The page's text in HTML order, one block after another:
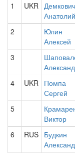
1
UKR Демкович
Анатолий
2
Юлин
Алексей
3
4 UKR Помпа
Сергей
5
Виктор
6 RUS Будкин